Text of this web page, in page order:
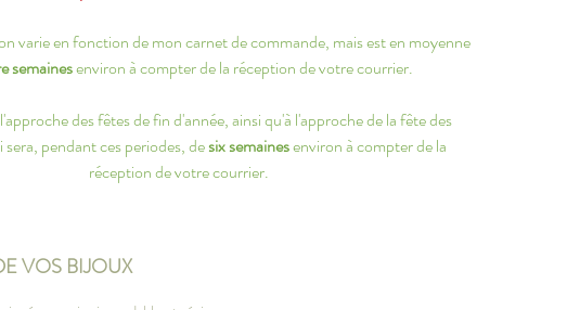
varie en fonction de mon carnet de commande, mais est en moyenne
semainesenviron à compter de la réception de votre courrier.
des fêtes de fin d'année, ainsi qu'à l'approche de la fête des
sera, pendant ces periodes, desix semainesenviron à compter de la
réception de votre courrier.
VOS BIJOUX